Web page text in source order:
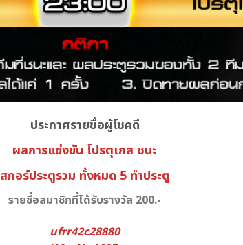
ประกาศรายชื่อผู้โชคดี
ผลการแข่งขัน โปรตุเกสชนะ
สกอร์ประตูรวม ทั้งหมด 5 ทำประตู
รายชื่อสมาชิกที่ได้รับรางวัล 200.-
ufrr42c28880